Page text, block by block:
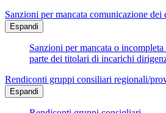
Sanzioni per mancata comunicazione dei
Espandi
Sanzioni per mancata o
parte dei titolari di incarichi
Rendiconti gruppi consiliari regionali/
Espandi